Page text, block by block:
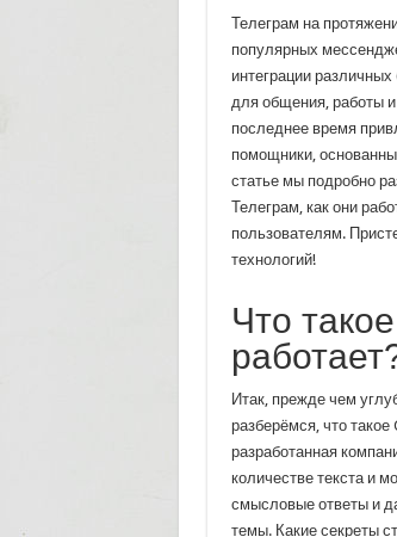
Телеграм на
популярных
интеграции
для общения, работы
последнее время
помощники,
статье мы подробно
Телеграм, как они
пользователям.
технологий!
Что
Итак, прежде чем
разберёмся, что
разработанная
количестве текста и
смысловые ответы и
темы. Какие секреты